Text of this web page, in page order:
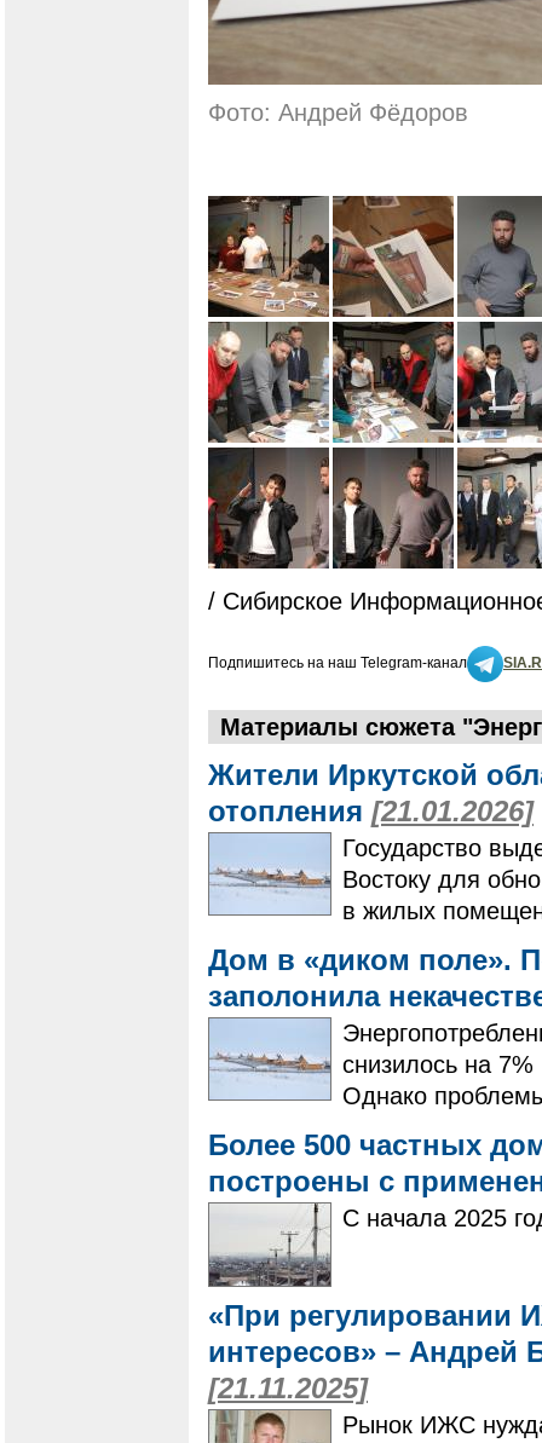
Фото: Андрей Фёдоров
/ Сибирское
Подпишитесь на наш Telegram-канал
Материалы сюжета
Жители Иркутской
отопления [21.01.2026]
Государство
Востоку для
в жилых
Дом в «диком поле».
заполонила
снизилось на
Однако
Более 500 частных
построены с
С начала 2025
«При регулировании
интересов» – Андрей
[21.11.2025]
Рынок ИЖС